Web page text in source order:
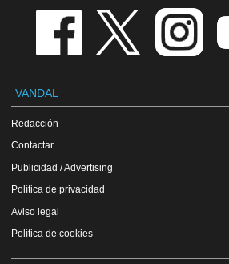
VANDAL
Redacción
Contactar
Publicidad / Advertising
Política de privacidad
Aviso legal
Política de cookies